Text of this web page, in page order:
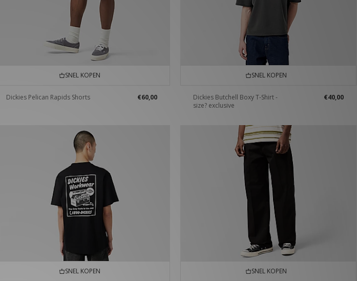
SNEL KOPEN
Dickies Pelican Rapids Shorts €60,00
SNEL KOPEN
Dickies Butchell Boxy T-Shirt -
size? exclusive
€40,00
SNEL KOPEN SNEL KOPEN